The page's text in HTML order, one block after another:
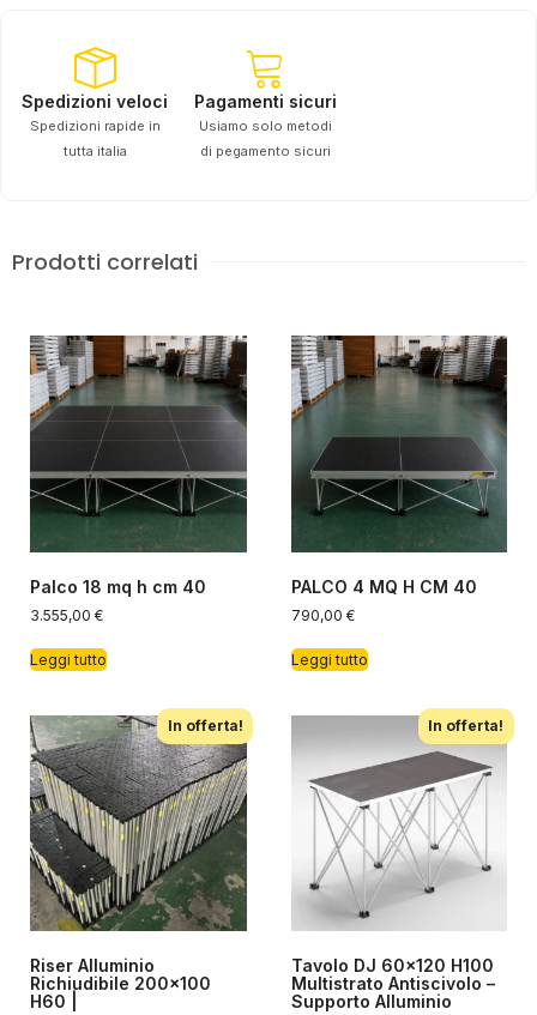
Spedizioni veloci
Spedizioni rapide in
tutta italia
Pagamenti sicuri
Usiamo solo metodi
di pegamento sicuri
Prodotti correlati
Palco 18 mq h cm 40
3.555,00 €
Leggi tutto
PALCO 4 MQ H CM 40
790,00 €
Leggi tutto
In offerta!
Riser Alluminio
Richiudibile 200×100
H60 |
In offerta!
Tavolo DJ 60×120 H100
Multistrato Antiscivolo –
Supporto Alluminio